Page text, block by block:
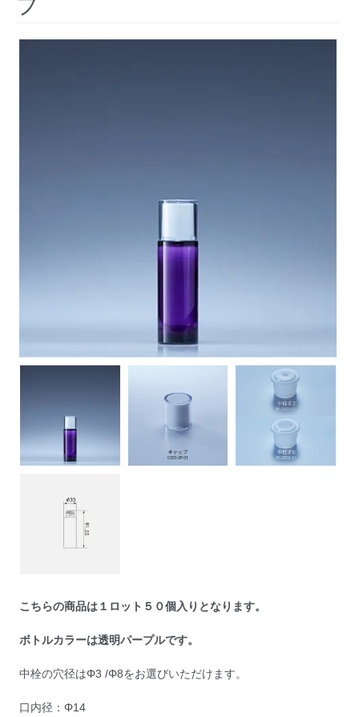
プ
こちらの商品は１ロット５０個入りとなります。
ボトルカラーは透明パープルです。
中栓の穴径はΦ3 /Φ8をお選びいただけます。
口内径：Φ14